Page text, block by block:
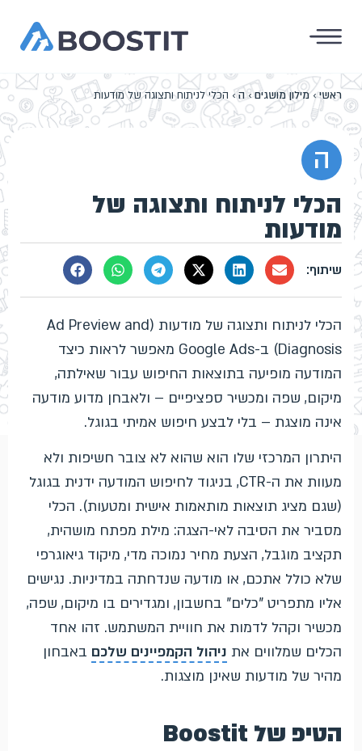
ראשי›מילון מושגים›ה› הכלי לניתוח ותצוגה של מודעות
ה
הכלי לניתוח ותצוגה של
מודעות
הכלי לניתוח ותצוגה של מודעות (Ad Preview and
Diagnosis) ב-Google Ads מאפשר לראות כיצד
המודעה מופיעה בתוצאות החיפוש עבור שאילתה,
מיקום, שפה ומכשיר ספציפיים – ולאבחן מדוע מודעה
אינה מוצגת – בלי לבצע חיפוש אמיתי בגוגל.
היתרון המרכזי שלו הוא שהוא לא צובר חשיפות ולא
מעוות את ה-CTR, בניגוד לחיפוש המודעה ידנית בגוגל
(שגם מציג תוצאות מותאמות אישית ומטעות). הכלי
מסביר את הסיבה לאי-הצגה: מילת מפתח מושהית,
תקציב מוגבל, הצעת מחיר נמוכה מדי, מיקוד גיאוגרפי
שלא כולל אתכם, או מודעה שנדחתה במדיניות. נגישים
אליו מתפריט "כלים" בחשבון, ומגדירים בו מיקום, שפה,
מכשיר וקהל לדמות את חוויית המשתמש. זהו אחד
הכלים שמלווים את ניהול הקמפיינים שלכם באבחון
מהיר של מודעות שאינן מוצגות.
הטיפ של Boostit